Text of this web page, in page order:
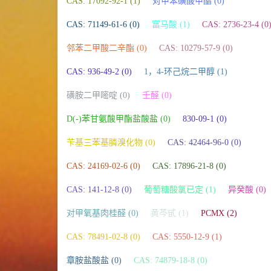
CAS: 71149-61-6 (0) 富马酸 (1) CAS: 2736-23-4 (0)
邻苯二甲酸二辛酯 (0) CAS: 10279-57-9 (0)
CAS: 936-49-2 (0) 1，4-环己烷二甲醇 (1)
磺胺二甲嘧啶 (0) 壬醛 (0)
D(-)苯甘氨酸甲酯盐酸盐 (0) 830-09-1 (0)
苄基三苯基膦溴化物 (0) CAS: 42464-96-0 (0)
CAS: 24169-02-6 (0) CAS: 17896-21-8 (0)
CAS: 141-12-8 (0) 葡萄糖酸氯已定 (1) 异癸酸 (0)
对甲氧基肉桂醛 (0) 黄芩甙 (1) PCMX (2)
CAS: 78491-02-8 (0) CAS: 5550-12-9 (1)
章胺盐酸盐 (0) CAS: 74879-18-8 (0)